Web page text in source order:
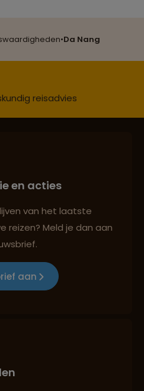
•Da Nang
My Son
Quy Nhon
Sapa
Tam Coc
vrijheid
en acties
van het laatste
reizen? Meld je dan aan
aan